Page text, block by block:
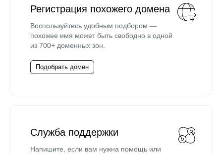
Регистрация похожего домена
Воспользуйтесь удобным подбором —
похожее имя может быть свободно в одной
из 700+ доменных зон.
Подобрать домен
Служба поддержки
Напишите, если вам нужна помощь или